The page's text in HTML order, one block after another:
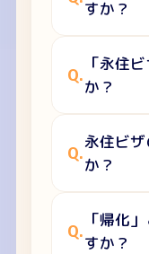
すか？
Q.
「永住
か？
Q.
永住ビ
か？
Q.
「帰化
すか？